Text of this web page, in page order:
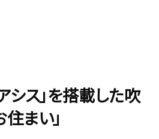
シス」を搭載した吹
まい」